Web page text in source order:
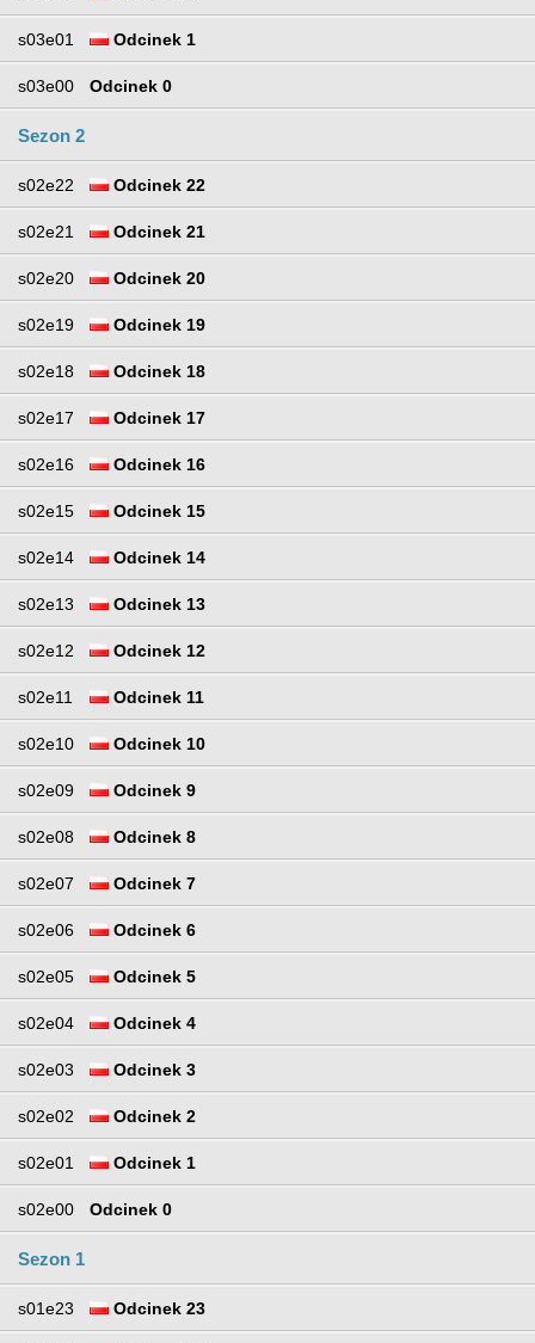
s03e01 Odcinek 1
s03e00 Odcinek 0
Sezon 2
s02e22 Odcinek 22
s02e21 Odcinek 21
s02e20 Odcinek 20
s02e19 Odcinek 19
s02e18 Odcinek 18
s02e17 Odcinek 17
s02e16 Odcinek 16
s02e15 Odcinek 15
s02e14 Odcinek 14
s02e13 Odcinek 13
s02e12 Odcinek 12
s02e11 Odcinek 11
s02e10 Odcinek 10
s02e09 Odcinek 9
s02e08 Odcinek 8
s02e07 Odcinek 7
s02e06 Odcinek 6
s02e05 Odcinek 5
s02e04 Odcinek 4
s02e03 Odcinek 3
s02e02 Odcinek 2
s02e01 Odcinek 1
s02e00 Odcinek 0
Sezon 1
s01e23 Odcinek 23